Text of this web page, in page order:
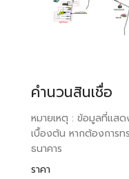
คำนวนสินเชื่อ
หมายเหตุ : ข้อมูลที่แสด
เบื้องต้น หากต้องการ
ธนาคาร
ราคา